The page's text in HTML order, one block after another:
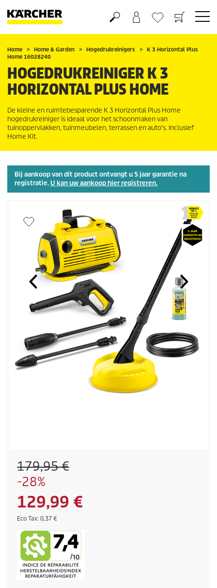
Boodschappenmandje
Verlanglijstje
Home Home & Garden Hogedrukreinigers
K 3 Horizontal Plus
Home 16028240
HOGEDRUKREINIGER K 3
HORIZONTAL PLUS HOME
De kleine en ruimtebesparende K 3 Horizontal Plus Home
hogedrukreiniger is ideaal voor het schoonmaken van
tuinoppervlakken, tuinmeubelen, terrassen en auto's. Inclusief
Home Kit.
Bij aankoop van dit product ontvangt u 5 jaar garantie na
registratie.U kan uw aankoop hier registreren.
O
u
d
e
p
r
o
d
u
c
t
179,95 €
O
p
s
l
a
a
n
-28%
H
u
i
d
129,99 €
E
Eco Tax: 0,37 €